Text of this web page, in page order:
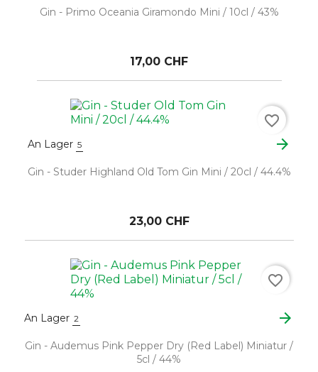
Gin - Primo Oceania Giramondo Mini / 10cl / 43%
17,00 CHF
An Lager 5 arrow_forward
Gin - Studer Highland Old Tom Gin Mini / 20cl / 44.4%
23,00 CHF
favorite_border
An Lager 2 arrow_forward
Gin - Audemus Pink Pepper Dry (Red Label) Miniatur /
5cl / 44%
favorite_border